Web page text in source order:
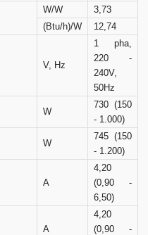
W/W
3,73
(Btu/h)/W
12,74
V, Hz
1 pha,
220 -
240V,
50Hz
W
730 (150
- 1.000)
W
745 (150
- 1.200)
A
4,20
(0,90 -
6,50)
A
4,20
(0,90 -